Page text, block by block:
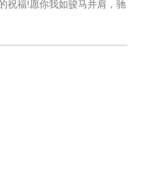
祝福!愿你我如骏马并肩，驰